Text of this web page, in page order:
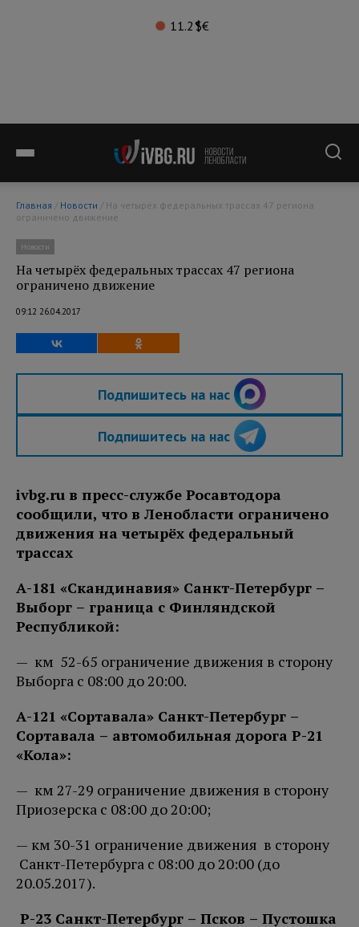
11.2°$€
Главная / Новости
ограничено движение
Новости
На четырёх федеральных трассах 47 региона
ограничено движение
09:12 26.04.2017
Подпишитесь на нас
Подпишитесь на нас
ivbg.ru в пресс-службе Росавтодора
сообщили, что в Ленобласти ограничено
движения на четырёх федеральный
трассах
А-181 «Скандинавия» Санкт-Петербург –
Выборг – граница с Финляндской
Республикой:
— км 52-65 ограничение движения в сторону
Выборга с 08:00 до 20:00.
А-121 «Сортавала» Санкт-Петербург –
Сортавала – автомобильная дорога Р-21
«Кола»:
— км 27-29 ограничение движения в сторону
Приозерска с 08:00 до 20:00;
— км 30-31 ограничение движения в сторону
Санкт-Петербурга с 08:00 до 20:00 (до
20.05.2017).
Р-23 Санкт-Петербург – Псков – Пустошка